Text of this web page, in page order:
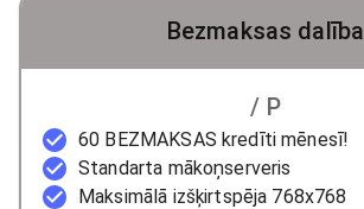
Bezmaksas dalība
/ P
60 BEZMAKSAS kredīti mēnesī!
Standarta mākoņserveris
Maksimālā izšķirtspēja 768x768